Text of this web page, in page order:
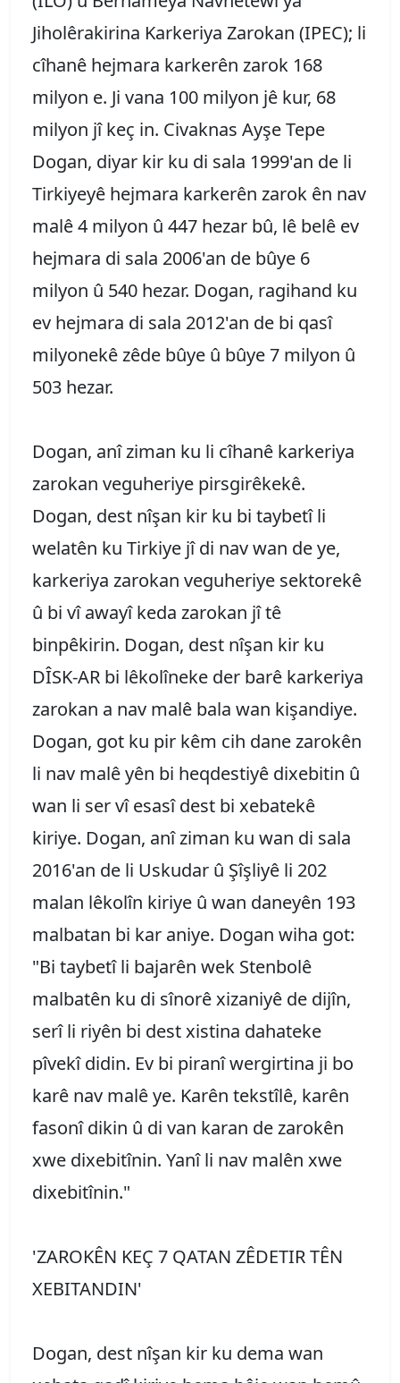
Jiholêrakirina Karkeriya Zarokan (IPEC); li
cîhanê hejmara karkerên zarok 168
milyon e. Ji vana 100 milyon jê kur, 68
milyon jî keç in. Civaknas Ayşe Tepe
Dogan, diyar kir ku di sala 1999'an de li
Tirkiyeyê hejmara karkerên zarok ên nav
malê 4 milyon û 447 hezar bû, lê belê ev
hejmara di sala 2006'an de bûye 6
milyon û 540 hezar. Dogan, ragihand ku
ev hejmara di sala 2012'an de bi qasî
milyonekê zêde bûye û bûye 7 milyon û
503 hezar.
Dogan, anî ziman ku li cîhanê karkeriya
zarokan veguheriye pirsgirêkekê.
Dogan, dest nîşan kir ku bi taybetî li
welatên ku Tirkiye jî di nav wan de ye,
karkeriya zarokan veguheriye sektorekê
û bi vî awayî keda zarokan jî tê
binpêkirin. Dogan, dest nîşan kir ku
DÎSK-AR bi lêkolîneke der barê karkeriya
zarokan a nav malê bala wan kişandiye.
Dogan, got ku pir kêm cih dane zarokên
li nav malê yên bi heqdestiyê dixebitin û
wan li ser vî esasî dest bi xebatekê
kiriye. Dogan, anî ziman ku wan di sala
2016'an de li Uskudar û Şîşliyê li 202
malan lêkolîn kiriye û wan daneyên 193
malbatan bi kar aniye. Dogan wiha got:
"Bi taybetî li bajarên wek Stenbolê
malbatên ku di sînorê xizaniyê de dijîn,
serî li riyên bi dest xistina dahateke
pîvekî didin. Ev bi piranî wergirtina ji bo
karê nav malê ye. Karên tekstîlê, karên
fasonî dikin û di van karan de zarokên
xwe dixebitînin. Yanî li nav malên xwe
dixebitînin."
'ZAROKÊN KEÇ 7 QATAN ZÊDETIR TÊN
XEBITANDIN'
Dogan, dest nîşan kir ku dema wan